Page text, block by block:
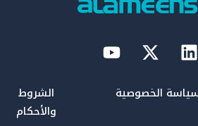
الشروط
والأحكام
الخصوصية
Linkedin
X-
twitter
Youtube